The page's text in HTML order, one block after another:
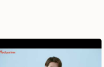
きます。
、どうぞよろしくお願い